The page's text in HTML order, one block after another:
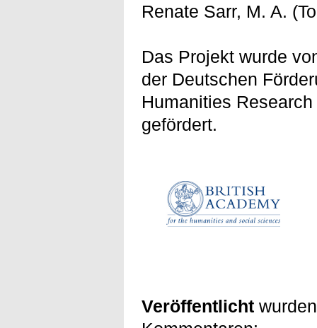
Renate Sarr, M. A.
Das Projekt wurde
der Deutschen
Humanities
gefördert.
Veröffentlicht